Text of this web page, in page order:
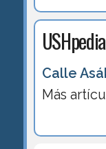
USHpedia
Calle
Más